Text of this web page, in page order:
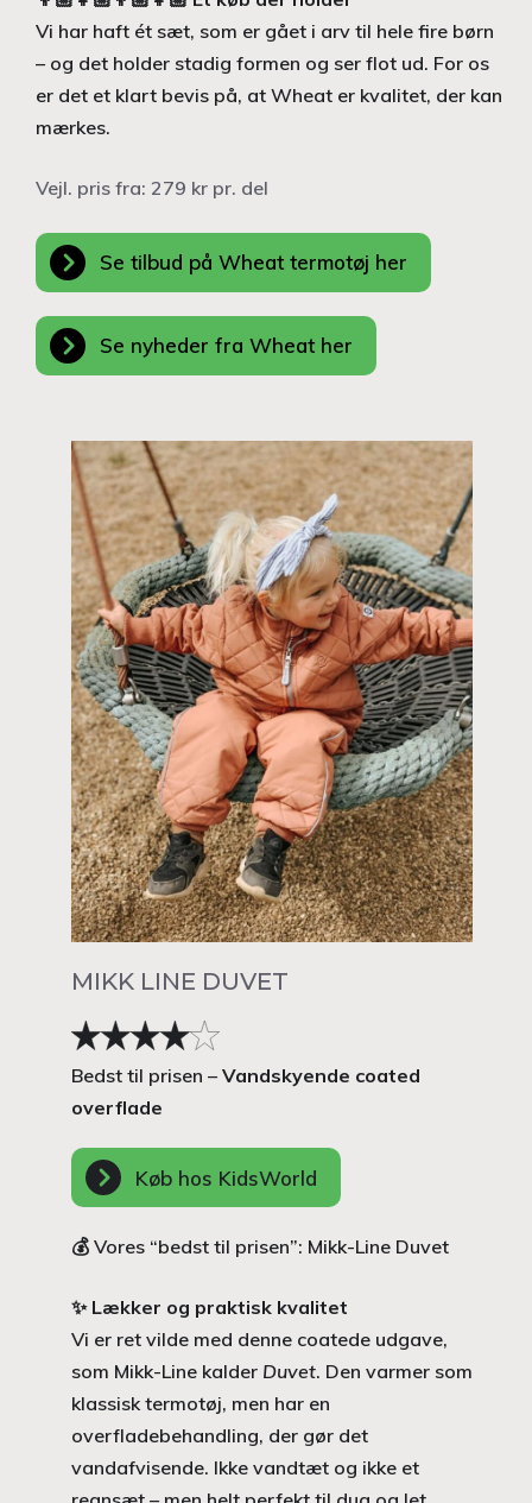
Vi har haft ét sæt, som er gået i arv til hele fire børn
– og det holder stadig formen og ser flot ud. For os
er det et klart bevis på, at Wheat er kvalitet, der kan
mærkes.
Vejl. pris fra: 279 kr pr. del
Se tilbud på Wheat termotøj her
Se nyheder fra Wheat her
MIKK LINE DUVET
Bedst til prisen – Vandskyende coated
overflade
Køb hos KidsWorld
💰 Vores “bedst til prisen”: Mikk-Line Duvet
✨ Lækker og praktisk kvalitet
Vi er ret vilde med denne coatede udgave,
som Mikk-Line kalder Duvet. Den varmer som
klassisk termotøj, men har en
overfladebehandling, der gør det
vandafvisende. Ikke vandtæt og ikke et